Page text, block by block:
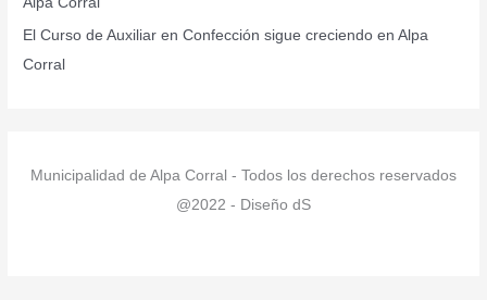
El Curso de Auxiliar en Confección sigue creciendo en Alpa
Corral
Municipalidad de Alpa Corral - Todos los derechos reservados
@2022 - Diseño dS